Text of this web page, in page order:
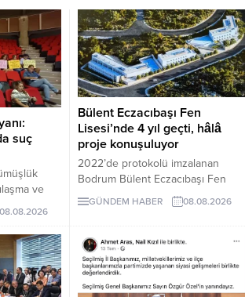
suç
ve
işgal
08.08.2026
Bülent Eczacıbaşı Fen
Lisesi’nde 4 yıl geçti, hâlâ
proje konuşuluyor
2022’de protokolü imzalanan
Bodrum Bülent Eczacıbaşı Fen
Lisesi için dört yıl sonra hâlâ proje
süreci görüşülüyor. Okulun ne
kabul edeceği belirsiz.
GÜNDEM HABER 08.08.2026